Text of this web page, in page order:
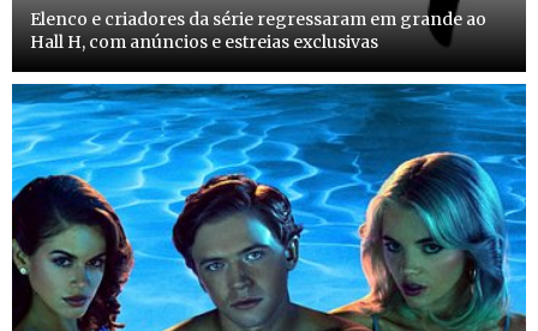
Elenco e criadores da série regressaram em grande ao
Hall H, com anúncios e estreias exclusivas